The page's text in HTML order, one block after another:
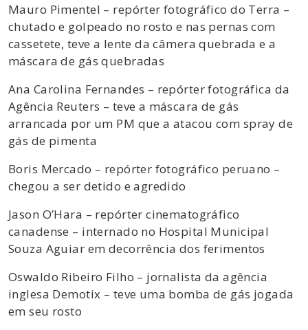
Mauro Pimentel – repórter fotográfico do Terra –
chutado e golpeado no rosto e nas pernas com
cassetete, teve a lente da câmera quebrada e a
máscara de gás quebradas
Ana Carolina Fernandes – repórter fotográfica da
Agência Reuters – teve a máscara de gás
arrancada por um PM que a atacou com spray de
gás de pimenta
Boris Mercado – repórter fotográfico peruano –
chegou a ser detido e agredido
Jason O’Hara – repórter cinematográfico
canadense – internado no Hospital Municipal
Souza Aguiar em decorrência dos ferimentos
Oswaldo Ribeiro Filho – jornalista da agência
inglesa Demotix – teve uma bomba de gás jogada
em seu rosto